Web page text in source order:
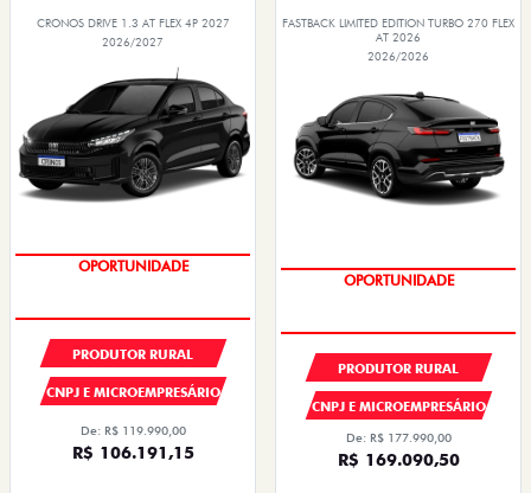
CRONOS DRIVE 1.3 AT FLEX 4P 2027
2026/2027
PREÇOS REDUZIDOS
PRODUTOR RURAL
CNPJ E MICROEMPRESÁRIO
De: R$ 119.990,00
R$ 106.191,15
FASTBACK LIMITED EDITION TURBO 270 FLEX
AT 2026
2026/2026
PREÇOS REDUZIDOS
PRODUTOR RURAL
CNPJ E MICROEMPRESÁRIO
De: R$ 177.990,00
R$ 169.090,50